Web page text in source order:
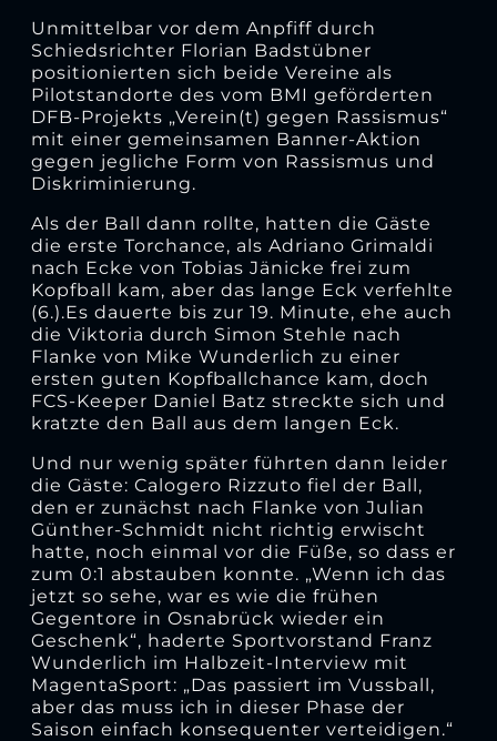
Unmittelbar vor dem Anpfiff durch
Schiedsrichter Florian Badstübner
positionierten sich beide Vereine als
Pilotstandorte des vom BMI geförderten
DFB-Projekts „Verein(t) gegen Rassismus“
mit einer gemeinsamen Banner-Aktion
gegen jegliche Form von Rassismus und
Diskriminierung.
Als der Ball dann rollte, hatten die Gäste
die erste Torchance, als Adriano Grimaldi
nach Ecke von Tobias Jänicke frei zum
Kopfball kam, aber das lange Eck verfehlte
(6.).Es dauerte bis zur 19. Minute, ehe auch
die Viktoria durch Simon Stehle nach
Flanke von Mike Wunderlich zu einer
ersten guten Kopfballchance kam, doch
FCS-Keeper Daniel Batz streckte sich und
kratzte den Ball aus dem langen Eck.
Und nur wenig später führten dann leider
die Gäste: Calogero Rizzuto fiel der Ball,
den er zunächst nach Flanke von Julian
Günther-Schmidt nicht richtig erwischt
hatte, noch einmal vor die Füße, so dass er
zum 0:1 abstauben konnte. „Wenn ich das
jetzt so sehe, war es wie die frühen
Gegentore in Osnabrück wieder ein
Geschenk“, haderte Sportvorstand Franz
Wunderlich im Halbzeit-Interview mit
MagentaSport: „Das passiert im Vussball,
aber das muss ich in dieser Phase der
Saison einfach konsequenter verteidigen.“